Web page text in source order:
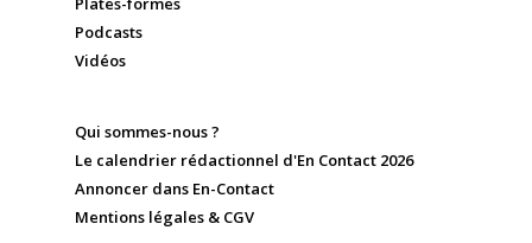
Podcasts
Vidéos
Qui sommes-nous ?
Le calendrier rédactionnel d'En Contact 2026
Annoncer dans En-Contact
Mentions légales & CGV